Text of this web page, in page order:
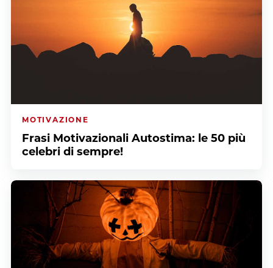
MOTIVAZIONE
Frasi Motivazionali Autostima: le 50 più
celebri di sempre!